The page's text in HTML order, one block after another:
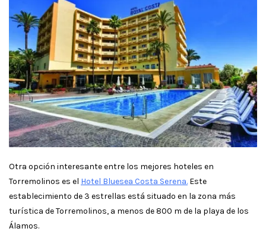
Otra opción interesante entre los mejores hoteles en
Torremolinos es el Hotel Bluesea Costa Serena. Este
establecimiento de 3 estrellas está situado en la zona más
turística de Torremolinos, a menos de 800 m de la playa de los
Álamos.